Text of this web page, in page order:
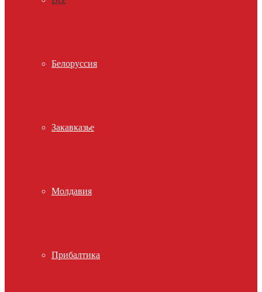
Белоруссия
Закавказье
Молдавия
Прибалтика